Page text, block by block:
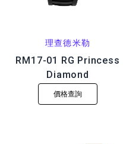
理查德米勒
RM17-01 RG Princess
Diamond
價格查詢